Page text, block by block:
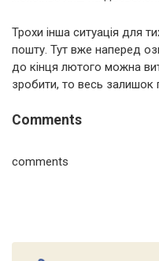
Трохи інша ситуація для
пошту. Тут вже наперед
до кінця лютого можна
зробити, то весь залишок
Comments
comments